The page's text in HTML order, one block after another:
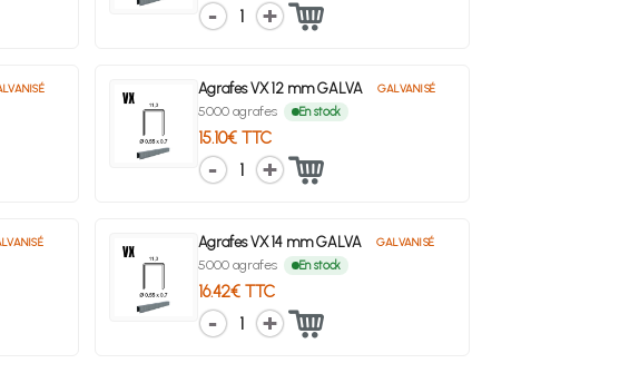
1
Agrafes VX 12 mm GALVA GALVANISÉ
5000 agrafes En stock
15.10€ TTC
1
Agrafes VX 14 mm GALVA GALVANISÉ
5000 agrafes En stock
16.42€ TTC
1